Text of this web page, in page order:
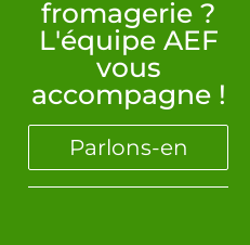
fromagerie ?
L'équipe AEF
vous
accompagne !
Parlons-en